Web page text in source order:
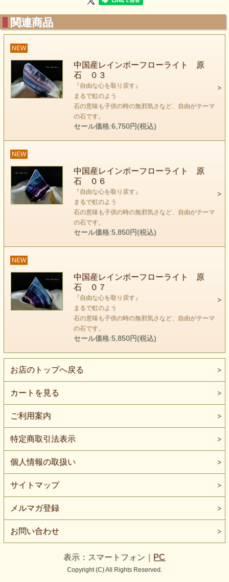
フローライト
FLUORITE
keyword 『自由な心を取り戻す』
「一番自分らしくいれる時
時間は止まり、本当の自分に出会う。
心は高鳴り
人は大宇宙と繋がっている記憶につながる。
なんでも出来そうな気がする。
小さな自分の殻が破れ大きな世界へ飛び立つ。
魂は永遠であったことに気付く。
私はいつだって自由。
今、私は風のようでありたい。
だから ちょっと ほっといて欲しい。
気まぐれな私を無邪気だと笑ってくれるあなたに
光の花束を贈りたいから・・・・」
全ての人にとって 自由な時間は不可欠なものです。
時間に束縛されず、光の次元にいるフローライトと瞑想する
とっても心が落ち着きます。
また集中力や知性を高め、
ＩＱをも上げるといわれる天才の石ともいわれています。
肉体的にも精神的にもエネルギーを用いる人に。
宇宙の多面性に同調し、意識をワンランク上の次元へと導
関連商品
NEW
中国産レインボーフローライト 原
石 ０３
『自由な心を取り戻す』
まるで虹のよう
石の意味も子供の時の無邪気さなど、自由がテーマ
の石です。
セール価格:6,750円(税込)
NEW
中国産レインボーフローライト 原
石 ０６
『自由な心を取り戻す』
まるで虹のよう
石の意味も子供の時の無邪気さなど、自由がテーマ
の石です。
セール価格:5,850円(税込)
NEW
中国産レインボーフローライト 原
石 ０７
『自由な心を取り戻す』
まるで虹のよう
石の意味も子供の時の無邪気さなど、自由がテーマ
の石です。
セール価格:5,850円(税込)
お店のトップへ戻る
カートを見る
ご利用案内
特定商取引法表示
個人情報の取扱い
サイトマップ
メルマガ登録
お問い合わせ
表示：スマートフォン｜ PC
Copyright (C) All Rights Reserved.